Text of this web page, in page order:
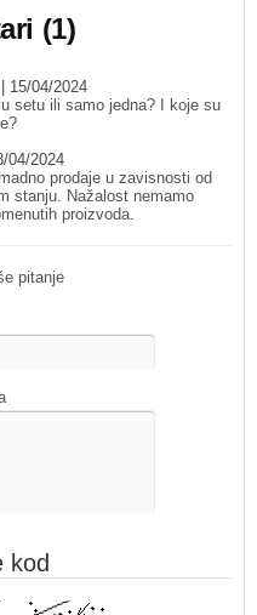
(1)
15/04/2024
setu ili samo jedna? I koje su
04/2024
prodaje u zavisnosti od
stanju. Nažalost nemamo
proizvoda.
pitanje
kod